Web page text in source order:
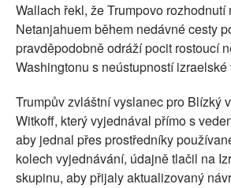
Wallach řekl, že Trumpovo rozhodnutí
Netanjahuem během nedávné cesty
pravděpodobně odráží pocit rostoucí
Washingtonu s neústupností izraelské
Trumpův zvláštní vyslanec pro Blízký
Witkoff, který vyjednával přímo s
aby jednal přes prostředníky
kolech vyjednávání, údajně tlačil na
skupinu, aby přijaly aktualizovaný